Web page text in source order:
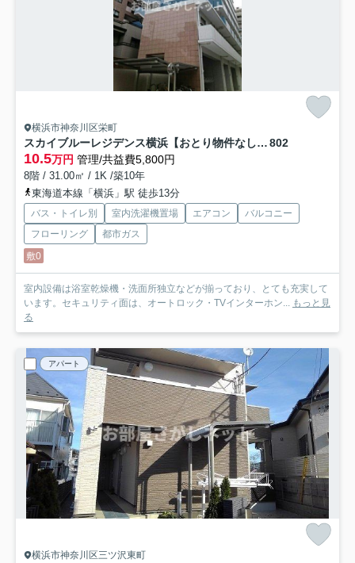
横浜市神奈川区栄町
スカイブルーレジデンス横浜【おとり物件なし】#学生・社会人にオススメ！初期費用分割払いOK！ 802
10.5万円 管理/共益費5,800円
8階 / 31.00㎡ / 1K /築10年
東海道本線「横浜」駅 徒歩13分
バス・トイレ別 室内洗濯機置場 エアコン
バルコニー
フローリング
都市ガス
敷0
室内設備は浴室乾燥機・洗面所独立などが揃っており、とても充実して
います。セキュリティ面は、オートロック・TVインターホン... もっと見
る
アパート
横浜市神奈川区三ツ沢東町